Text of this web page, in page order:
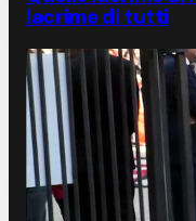
lacrime di tutti